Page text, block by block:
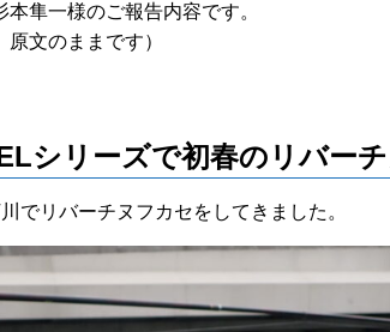
隼一様のご報告内容です。
文のままです）
シリーズで初春のリバー
でリバーチヌフカセをしてきました。